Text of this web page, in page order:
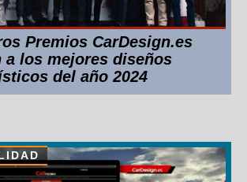
Premios CarDesign.es
a los mejores diseños
del año 2024